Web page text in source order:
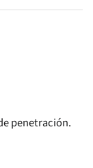
penetración.